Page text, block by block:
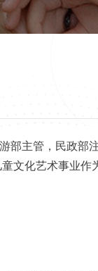
部主管，民政部
文化艺术事业作